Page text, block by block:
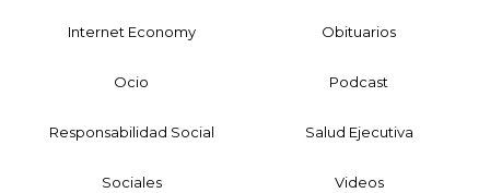
Internet Economy Obituarios
Ocio Podcast
Responsabilidad Social Salud Ejecutiva
Sociales Videos